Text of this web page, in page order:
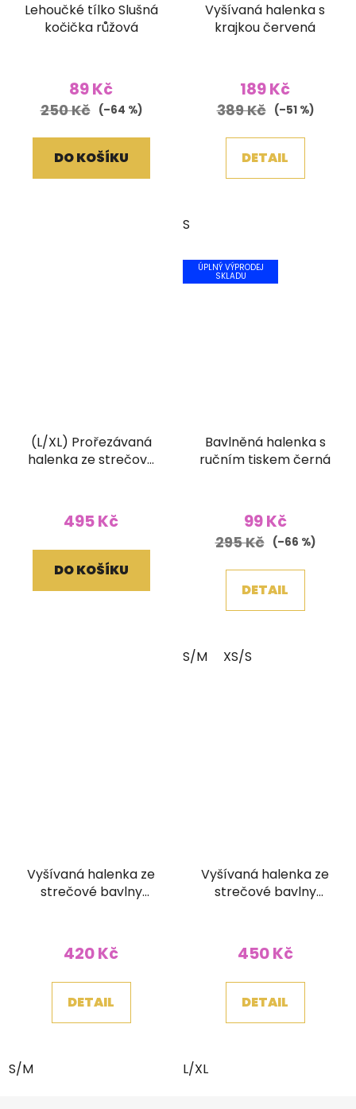
Lehoučké tílko Slušná
kočička růžová
89 Kč
250 Kč (–64 %)
DO KOŠÍKU
Vyšívaná halenka s
krajkou červená
189 Kč
389 Kč (–51 %)
DETAIL
S
(L/XL) Prořezávaná
halenka ze strečové
495 Kč
DO KOŠÍKU
ÚPLNÝ VÝPRODEJ
SKLADU
Bavlněná halenka s
ručním tiskem černá
99 Kč
295 Kč (–66 %)
DETAIL
S/M XS/S
Vyšívaná halenka ze
strečové bavlny
420 Kč
DETAIL
S/M
Vyšívaná halenka ze
strečové bavlny
450 Kč
DETAIL
L/XL